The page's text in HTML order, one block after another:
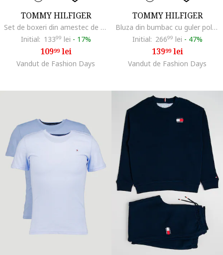
TOMMY HILFIGER
Set de boxeri din amestec de bumbac - 2 perechi, Albastru ultramarin/Alb optic
Initial: 13399 lei - 17%
10999lei
Vandut de Fashion Days
TOMMY HILFIGER
Bluza din bumbac cu guler polo, Alb
Initial: 26699 lei - 47%
13999lei
Vandut de Fashion Days